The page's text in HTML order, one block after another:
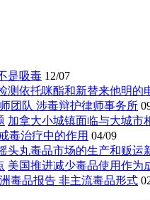
是吸毒 12/07
测依托咪酯和新替来他明的
团队 涉毒辩护律师事务所
加拿大小城镇面临与大城市
毒治疗中的作用 04/09
头丸毒品市场的生产和贩运
美国推进减少毒品使用作为
毒品报告 非主流毒品形式